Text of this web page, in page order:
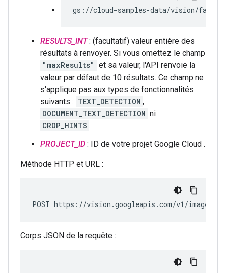
gs://cloud-samples-data/vision/face/
RESULTS_INT: (facultatif) valeur entière des
résultats à renvoyer. Si vous omettez le champ
"maxResults" et sa valeur, l'API renvoie la
valeur par défaut de 10 résultats. Ce champ ne
s'applique pas aux types de fonctionnalités
suivants : TEXT_DETECTION ,
DOCUMENT_TEXT_DETECTION ni
CROP_HINTS .
PROJECT_ID : ID de votre projet Google Cloud .
Méthode HTTP et URL :
POST https://vision.googleapis.com/v1/
Corps JSON de la requête :